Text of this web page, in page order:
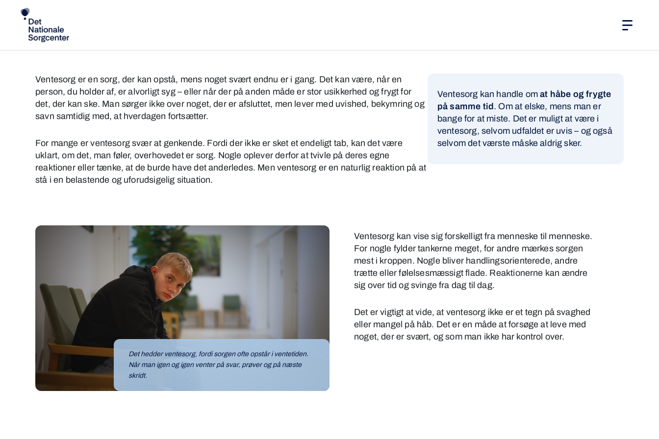
Menu
Ventesorg er en sorg, der kan opstå, mens noget svært endnu er i gang. Det kan være, når en
person, du holder af, er alvorligt syg – eller når der på anden måde er stor usikkerhed og frygt for
det, der kan ske. Man sørger ikke over noget, der er afsluttet, men lever med uvished, bekymring og
savn samtidig med, at hverdagen fortsætter.
For mange er ventesorg svær at genkende. Fordi der ikke er sket et endeligt tab, kan det være
uklart, om det, man føler, overhovedet er sorg. Nogle oplever derfor at tvivle på deres egne
reaktioner eller tænke, at de burde have det anderledes. Men ventesorg er en naturlig reaktion på at
stå i en belastende og uforudsigelig situation.
Ventesorg kan handle omat håbe og frygte
på samme tid . Om at elske, mens man er
bange for at miste. Det er muligt at være i
ventesorg, selvom udfaldet er uvis – og også
selvom det værste måske aldrig sker.
Det hedder ventesorg, fordi sorgen ofte opstår i ventetiden.
Når man igen og igen venter på svar, prøver og på næste
skridt.
Ventesorg kan vise sig forskelligt fra menneske til menneske.
For nogle fylder tankerne meget, for andre mærkes sorgen
mest i kroppen. Nogle bliver handlingsorienterede, andre
trætte eller følelsesmæssigt flade. Reaktionerne kan ændre
sig over tid og svinge fra dag til dag.
Det er vigtigt at vide, at ventesorg ikke er et tegn på svaghed
eller mangel på håb. Det er en måde at forsøge at leve med
noget, der er svært, og som man ikke har kontrol over.